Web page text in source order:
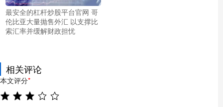
最安全的杠杆炒股平台官网 哥
伦比亚大量抛售外汇 以支撑比
索汇率并缓解财政担忧
相关评论
本文评分*